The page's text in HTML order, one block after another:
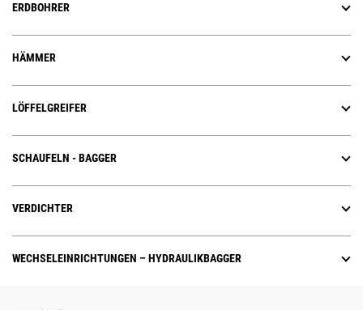
ERDBOHRER
HÄMMER
LÖFFELGREIFER
SCHAUFELN - BAGGER
VERDICHTER
WECHSELEINRICHTUNGEN – HYDRAULIKBAGGER